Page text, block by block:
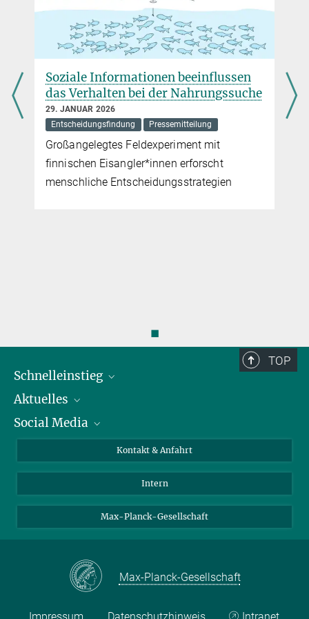
Soziale Informationen beeinflussen
das Verhalten bei der Nahrungssuche
29. JANUAR 2026
Entscheidungsfindung
Pressemitteilung
Großangelegtes Feldexperiment mit
finnischen Eisangler*innen erforscht
menschliche Entscheidungsstrategien
◼
TOP
Schnelleinstieg
Personen
Pressebereich
Aktuelles
Stellenangebote
Social Media
X
LinkedIn
Kontakt & Anfahrt
Intern
Max-Planck-Gesellschaft
Max-Planck-Gesellschaft